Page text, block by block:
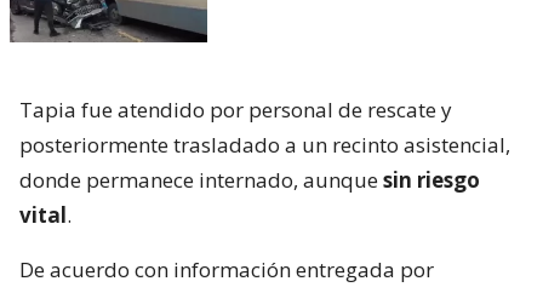
Tapia fue atendido por personal de rescate y
posteriormente trasladado a un recinto asistencial,
donde permanece internado, aunquesin riesgo
vital.
De acuerdo con información entregada por